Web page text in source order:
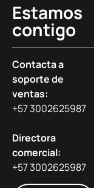
Estamos
contigo
Contacta a
soporte de
ventas:
+57 3002625987
Directora
comercial:
+57 3002625987